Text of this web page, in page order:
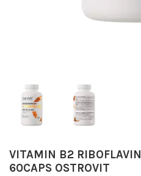
VITAMIN B2 RIBOFLAVIN
60CAPS OSTROVIT